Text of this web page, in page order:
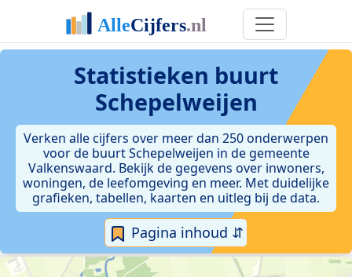
Statistieken buurt
Schepelweijen
Verken alle cijfers over meer dan 250 onderwerpen
voor de buurt Schepelweijen in de gemeente
Valkenswaard. Bekijk de gegevens over inwoners,
woningen, de leefomgeving en meer. Met duidelijke
grafieken, tabellen, kaarten en uitleg bij de data.
Pagina inhoud ⇵